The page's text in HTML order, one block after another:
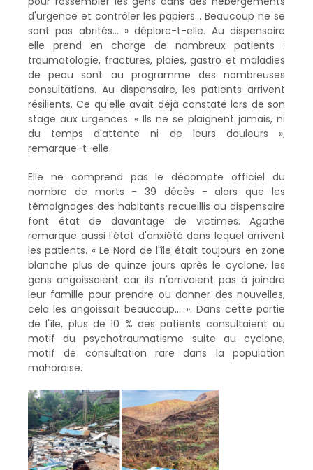
d'urgence et contrôler les papiers… Beaucoup ne se
sont pas abrités… » déplore-t-elle. Au dispensaire
elle prend en charge de nombreux patients :
traumatologie, fractures, plaies, gastro et maladies
de peau sont au programme des nombreuses
consultations. Au dispensaire, les patients arrivent
résilients. Ce qu'elle avait déjà constaté lors de son
stage aux urgences. « Ils ne se plaignent jamais, ni
du temps d'attente ni de leurs douleurs »,
remarque-t-elle.
Elle ne comprend pas le décompte officiel du
nombre de morts - 39 décès - alors que les
témoignages des habitants recueillis au dispensaire
font état de davantage de victimes. Agathe
remarque aussi l'état d'anxiété dans lequel arrivent
les patients. « Le Nord de l'île était toujours en zone
blanche plus de quinze jours après le cyclone, les
gens angoissaient car ils n'arrivaient pas à joindre
leur famille pour prendre ou donner des nouvelles,
cela les angoissait beaucoup… ». Dans cette partie
de l'île, plus de 10 % des patients consultaient au
motif du psychotraumatisme suite au cyclone,
motif de consultation rare dans la population
mahoraise.